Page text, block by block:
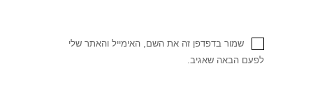
שמור בדפדפן זה את השם, האימייל והאתר שלי
לפעם הבאה שאגיב.